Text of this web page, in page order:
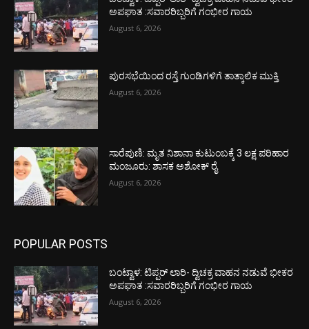
ಅಪಘಾತ :ಸವಾರರಿಬ್ಬರಿಗೆ ಗಂಭೀರ ಗಾಯ
August 6, 2026
ಪುರಸಭೆಯಿಂದ ರಸ್ತೆ ಗುಂಡಿಗಳಿಗೆ ತಾತ್ಕಾಲಿಕ ಮುಕ್ತಿ
August 6, 2026
ಸಾರೆಪುಣಿ: ಮೃತ ನಿಶಾನಾ ಕುಟುಂಬಕ್ಕೆ 3 ಲಕ್ಷ ಪರಿಹಾರ
ಮಂಜೂರು: ಶಾಸಕ ಅಶೋಕ್ ರೈ
August 6, 2026
POPULAR POSTS
ಬಂಟ್ವಾಳ: ಟಿಪ್ಪರ್ ಲಾರಿ- ದ್ವಿಚಕ್ರ ವಾಹನ ನಡುವೆ ಭೀಕರ
ಅಪಘಾತ :ಸವಾರರಿಬ್ಬರಿಗೆ ಗಂಭೀರ ಗಾಯ
August 6, 2026